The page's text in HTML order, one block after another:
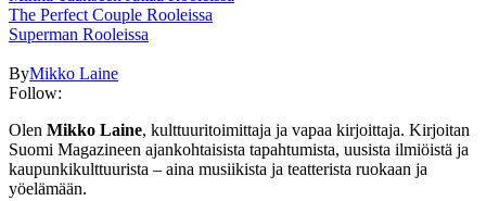
The Perfect Couple Rooleissa
Superman Rooleissa
ByMikko Laine
Follow:
Olen Mikko Laine, kulttuuritoimittaja ja vapaa kirjoittaja. Kirjoitan
Suomi Magazineen ajankohtaisista tapahtumista, uusista ilmiöistä ja
kaupunkikulttuurista – aina musiikista ja teatterista ruokaan ja
yöelämään.